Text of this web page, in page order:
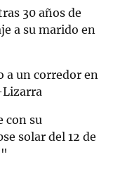
30 años de
a su marido en
a un corredor en
Lizarra
con su
solar del 12 de